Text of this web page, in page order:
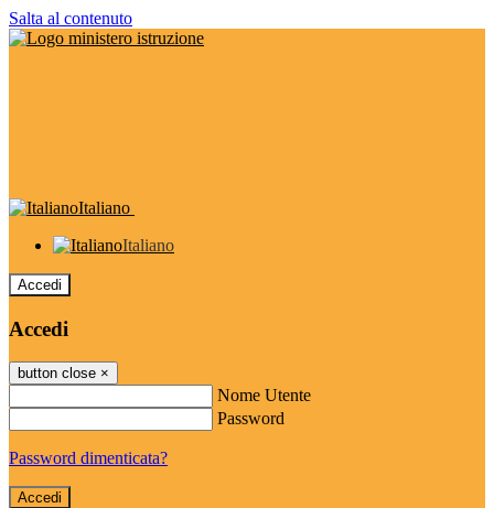
Salta al contenuto
Italiano
Italiano
Accedi
Accedi
button close ×
Nome Utente
Password
Password dimenticata?